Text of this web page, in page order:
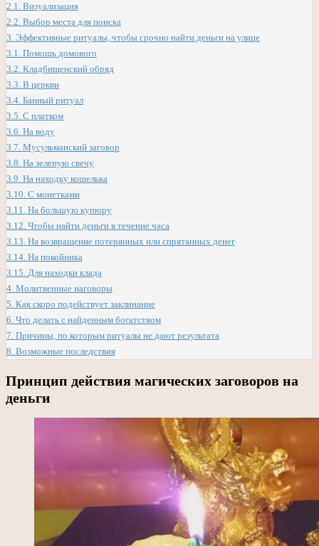
2.1. Визуализация
2.2. Выбор места для поиска
3. Эффективные ритуалы, чтобы срочно найти деньги на улице
3.1. Помощь домового
3.2. Кладбищенский обряд
3.3. В церкви
3.4. Банный ритуал
3.5. С платком
3.6. На воду
3.7. Мусульманский заговор
3.8. На зеленую свечу
3.9. На находку кошелька
3.10. С монетками
3.11. На большую купюру
3.12. Чтобы найти деньги в течение часа
3.13. На возвращение потерянных или спрятанных денег
3.14. На покойника
3.15. Для находки клада
4. Молитвенные наговоры
5. Как скоро подействует заклинание
6. Что делать с найденным богатством
7. Причины, по которым ритуалы не дают результата
8. Возможные последствия
Принцип действия магических заговоров на
деньги